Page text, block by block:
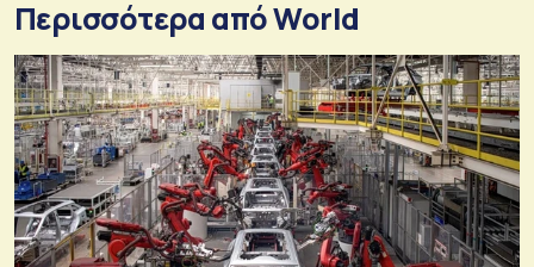
Περισσότερα από World